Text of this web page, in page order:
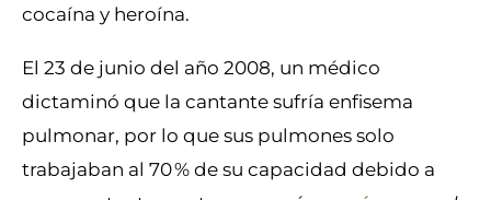
cocaína y heroína.
El 23 de junio del año 2008, un médico
dictaminó que la cantante sufría enfisema
pulmonar, por lo que sus pulmones solo
trabajaban al 70 % de su capacidad debido a